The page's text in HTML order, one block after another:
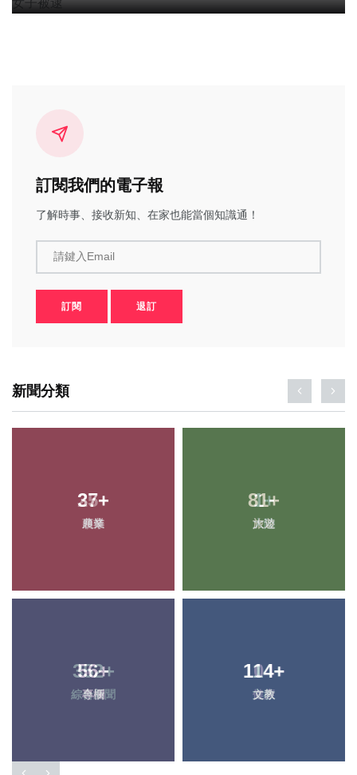
訂閱我們的電子報
了解時事、接收新知、在家也能當個知識通！
請鍵入Email
訂閱 退訂
新聞分類
37+
農業
81+
旅遊
56+
專欄
114+
文教